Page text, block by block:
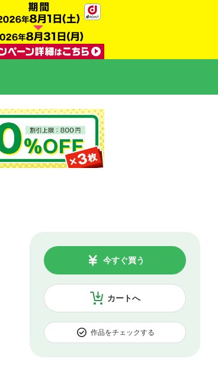
カートへ
今すぐ買う
作品をチェックする